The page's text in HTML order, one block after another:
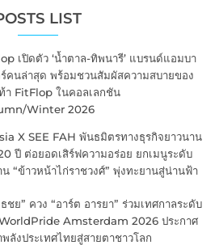
LIST
เปิดตัว ‘น้ำตาล-ทิพนารี’ แบรนด์แอมบา
ร์คนล่าสุด พร้อมชวนสัมผัสความสบายของ
า FitFlop ในคอลเลกชัน
Winter 2026
X SEE FAH พันธมิตรทางธุรกิจยาวนาน
ปี ต่อยอดเสิร์ฟความอร่อย ยกเมนูระดับ
น “ข้าวหน้าไก่ราชวงศ์” พุ่งทะยานสู่น่านฟ้า
ธชย” ควง “อาร์ต อารยา” ร่วมเทศกาลระดับ
Amsterdam 2026 ประกาศ
ลังประเทศไทยสู่สายตาชาวโลก